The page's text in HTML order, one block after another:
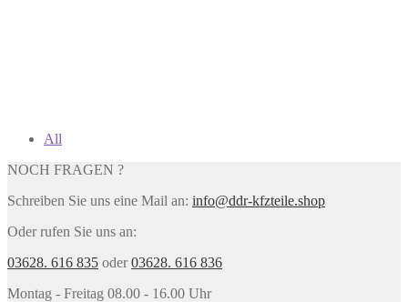
All
NOCH FRAGEN ?
Schreiben Sie uns eine Mail an: info@ddr-kfzteile.shop
Oder rufen Sie uns an:
03628. 616 835 oder03628. 616 836
Montag - Freitag 08.00 - 16.00 Uhr